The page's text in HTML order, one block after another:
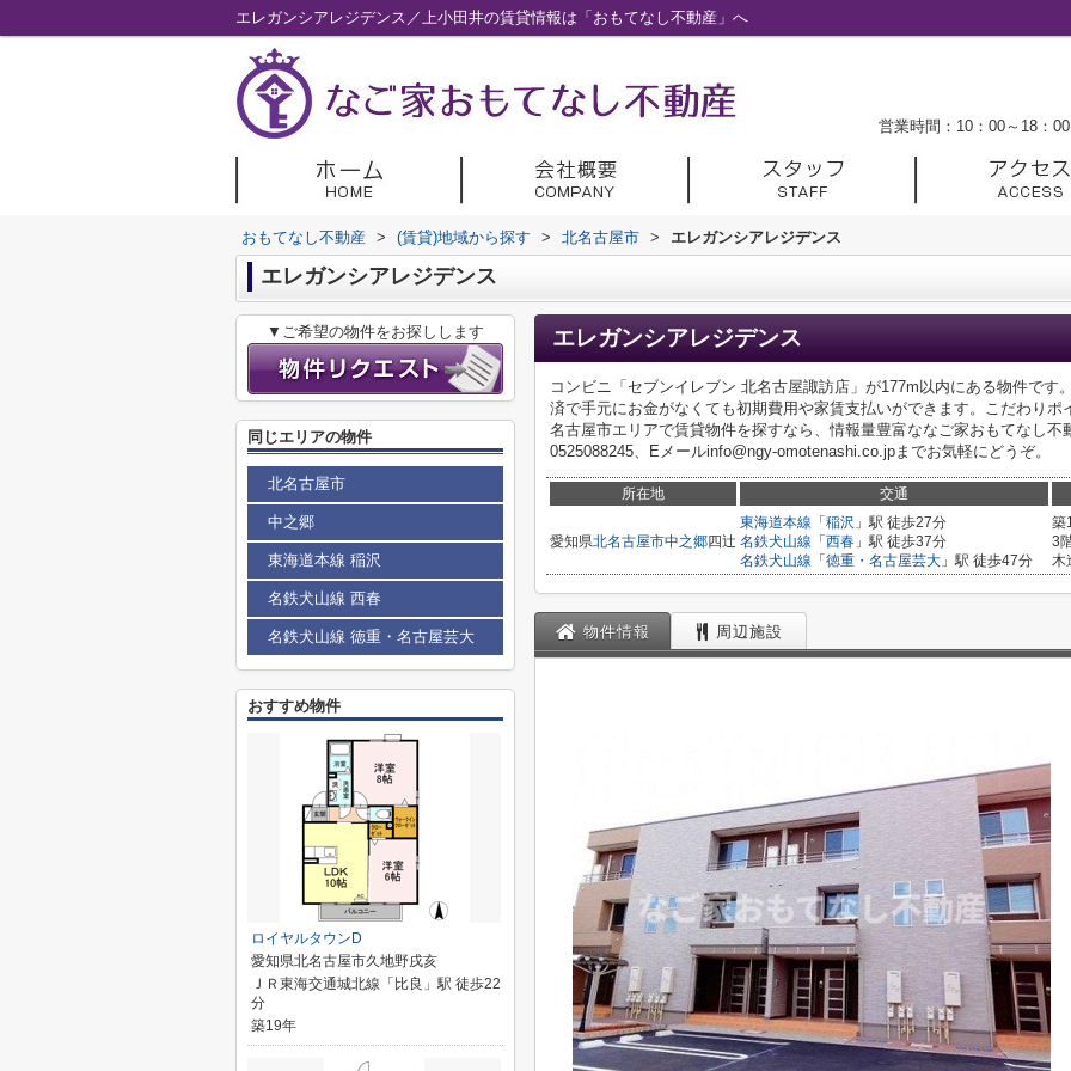
エレガンシアレジデンス／上小田井の賃貸情報は「おもてなし不動産」へ
営業時間：10：00～18：00
おもてなし不動産 > (賃貸)地域から探す > 北名古屋市 > エレガンシアレジデンス
エレガンシアレジデンス
エレガンシアレジデンス
コンビニ「セブンイレブン 北名古屋諏訪店」が177m以内にある物件です
済で手元にお金がなくても初期費用や家賃支払いができます。こだわり
名古屋市エリアで賃貸物件を探すなら、情報量豊富ななご家おもてなし不
0525088245、Eメールinfo@ngy-omotenashi.co.jpまでお気軽にどうぞ。
所在地 交通
愛知県北名古屋市中之郷四辻
東海道本線 「 稲沢 」駅 徒歩27分
名鉄犬山線 「 西春 」駅 徒歩37分
名鉄犬山線 「 徳重・名古屋芸大 」駅 徒歩47分
築
3
木
物件情報 周辺施設
▼ご希望の物件をお探しします
同じエリアの物件
北名古屋市
中之郷
東海道本線 稲沢
名鉄犬山線 西春
名鉄犬山線 徳重・名古屋芸大
おすすめ物件
ロイヤルタウンD
愛知県北名古屋市久地野戌亥
ＪＲ東海交通城北線「比良」駅 徒歩22
分
築19年